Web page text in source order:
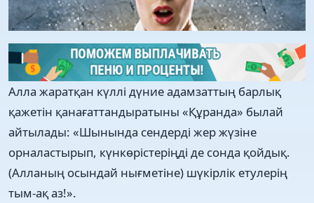
Алла жаратқан күллі дүние адамзаттың барлық
қажетін қанағаттандыратыны «Құранда» былай
айтылады: «Шынында сендерді жер жүзіне
орналастырып, күнкөрістеріңді де сонда қойдық.
(Алланың осындай нығметіне) шүкірлік етулерің
тым-ақ аз!».